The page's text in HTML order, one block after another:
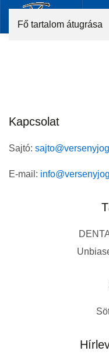
Fő tartalom átugrása
Kapcsolat
Sajtó:
E-mail: